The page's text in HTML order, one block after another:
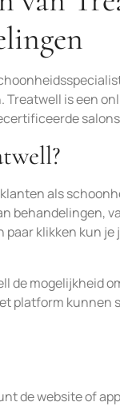
is een
als
behandelingen,
klikken kun
de mogelijkheid
platform
de website of